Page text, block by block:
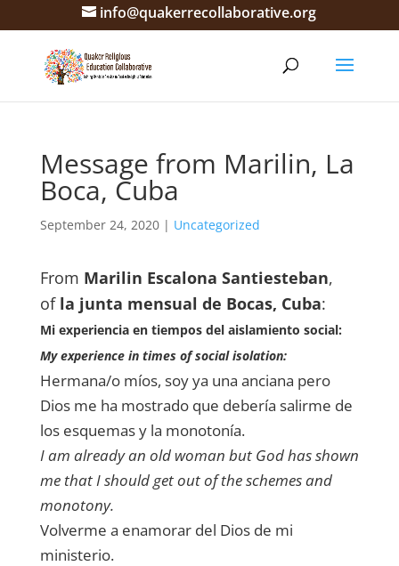
info@quakerrecollaborative.org
Message from Marilin, La
Boca, Cuba
September 24, 2020| Uncategorized
From Marilin Escalona Santiesteban,
of la junta mensual de Bocas, Cuba:
Mi experiencia en tiempos del aislamiento social:
My experience in times of social isolation:
Hermana/o míos, soy ya una anciana pero
Dios me ha mostrado que debería salirme de
los esquemas y la monotonía.
I am already an old woman but God has shown
me that I should get out of the schemes and
monotony.
Volverme a enamorar del Dios de mi
ministerio.